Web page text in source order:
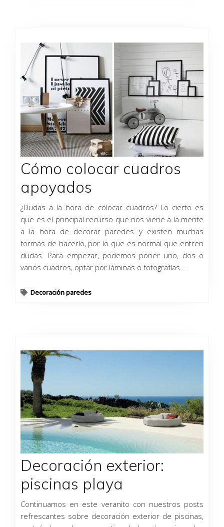
Cómo colocar cuadros
apoyados
¿Dudas a la hora de colocar cuadros? Lo cierto es
que es el principal recurso que nos viene a la mente
a la hora de decorar paredes y existen muchas
formas de hacerlo, por lo que es normal que entren
dudas. Para empezar, podemos poner uno, dos o
varios cuadros, optar por láminas o fotografías...
Decoración paredes
Decoración exterior:
piscinas playa
Continuamos en este veranito con nuestros posts
refrescantes sobre decoración exterior de piscinas,